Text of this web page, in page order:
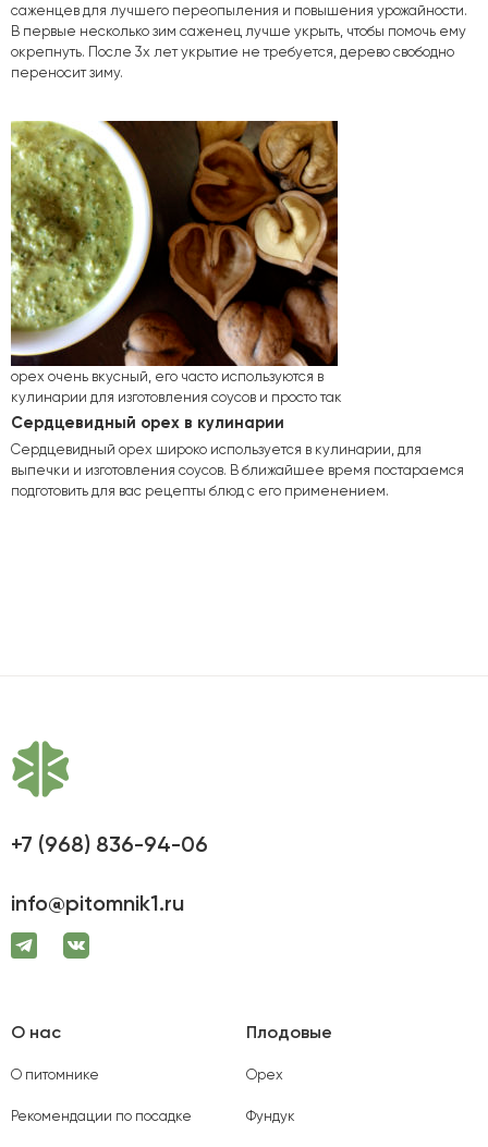
саженцев для лучшего переопыления и повышения урожайности.
В первые несколько зим саженец лучше укрыть, чтобы помочь ему
окрепнуть. После 3х лет укрытие не требуется, дерево свободно
переносит зиму.
орех очень вкусный, его часто используются в
кулинарии для изготовления соусов и просто так
Сердцевидный орех в кулинарии
Сердцевидный орех широко используется в кулинарии, для
выпечки и изготовления соусов. В ближайшее время постараемся
подготовить для вас рецепты блюд с его применением.
+7 (968) 836-94-06
info@pitomnik1.ru
О нас
О питомнике
Рекомендации по посадке
Плодовые
Орех
Фундук